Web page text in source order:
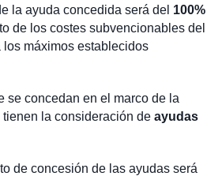
la ayuda concedida será del 100%
de los costes subvencionables del
los máximos establecidos
se concedan en el marco de la
tienen la consideración de ayudas
de concesión de las ayudas será